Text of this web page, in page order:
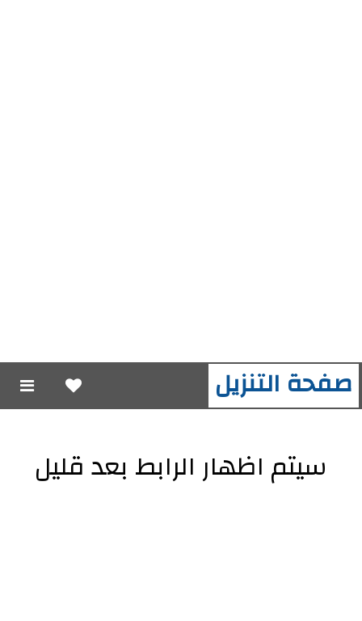
صفحة التنزيل
سيتم اظهار الرابط بعد قليل